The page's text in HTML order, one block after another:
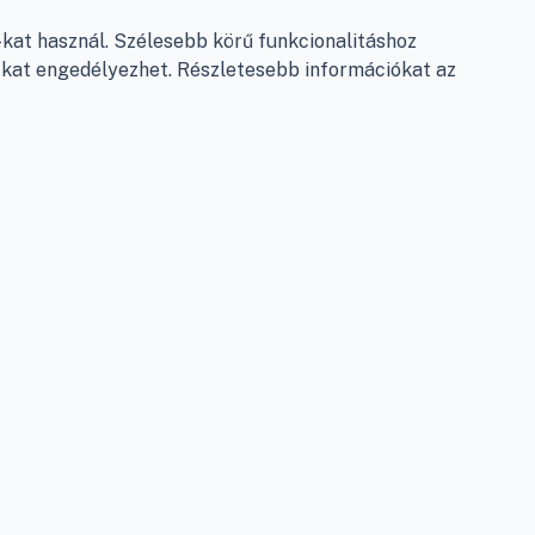
Fizetés
használ. Szélesebb körű funkcionalitáshoz
engedélyezhet. Részletesebb információkat az